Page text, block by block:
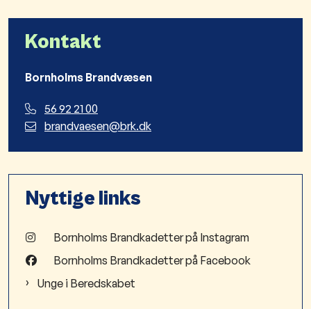
Kontakt
Bornholms Brandvæsen
56 92 21 00
brandvaesen@brk.dk
Nyttige links
Bornholms Brandkadetter på Instagram
Bornholms Brandkadetter på Facebook
Unge i Beredskabet